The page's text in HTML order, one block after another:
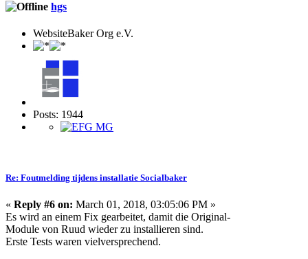
hgs
WebsiteBaker Org e.V.
Posts: 1944
Re: Foutmelding tijdens installatie Socialbaker
« Reply #6 on: March 01, 2018, 03:05:06 PM »
Es wird an einem Fix gearbeitet, damit die Original-
Module von Ruud wieder zu installieren sind.
Erste Tests waren vielversprechend.